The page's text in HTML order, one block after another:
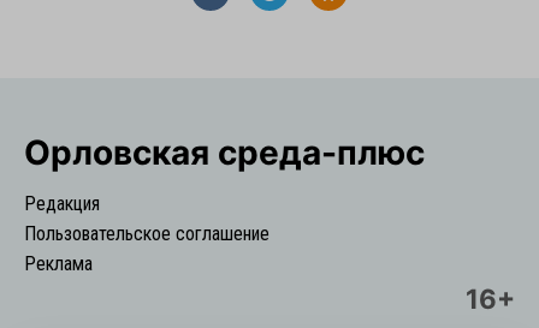
Орловская cреда-плюс
Редакция
Пользовательское соглашение
Реклама
16+